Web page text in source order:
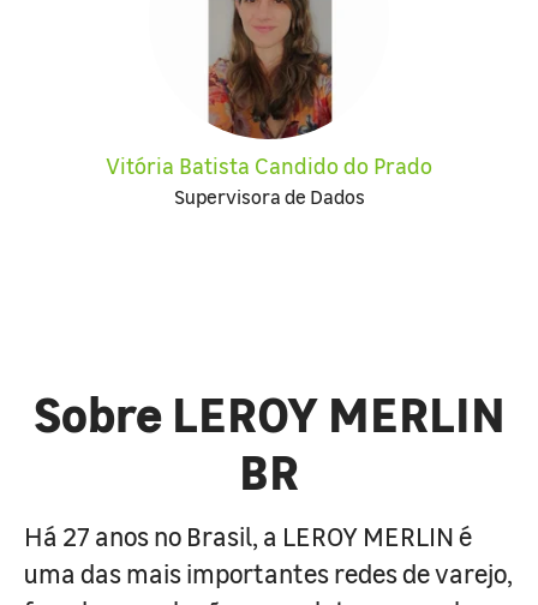
Vitória Batista Candido do Prado
Supervisora de Dados
Sobre LEROY MERLIN
BR
Há 27 anos no Brasil, a LEROY MERLIN é
uma das mais importantes redes de varejo,